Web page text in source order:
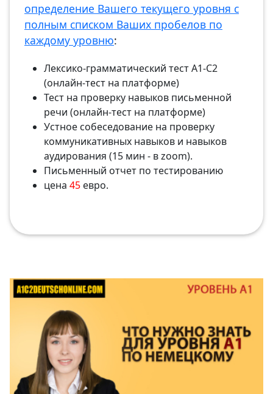
определение Вашего текущего уровня с
полным списком Ваших пробелов по
каждому уровню:
Лексико-грамматический тест А1-С2
(онлайн-тест на платформе)
Тест на проверку навыков письменной
речи (онлайн-тест на платформе)
Устное собеседование на проверку
коммуникативных навыков и навыков
аудирования (15 мин - в zoom).
Письменный отчет по тестированию
цена 45 евро.